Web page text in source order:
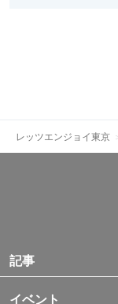
レッツエンジョイ東京
記事
イベント